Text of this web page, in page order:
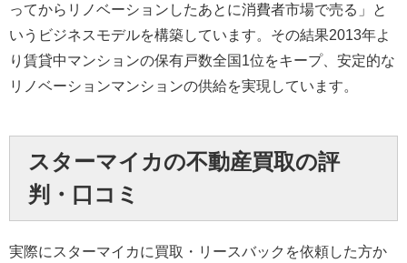
ってからリノベーションしたあとに消費者市場で売る」と
いうビジネスモデルを構築しています。その結果2013年よ
り賃貸中マンションの保有戸数全国1位をキープ、安定的な
リノベーションマンションの供給を実現しています。
スターマイカの不動産買取の評
判・口コミ
実際にスターマイカに買取・リースバックを依頼した方か